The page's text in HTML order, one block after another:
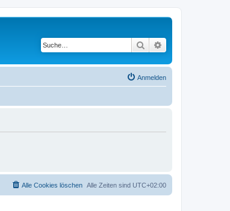
Suche
Anmelden
Alle Zeiten sind UTC+02:00
Alle Cookies löschen